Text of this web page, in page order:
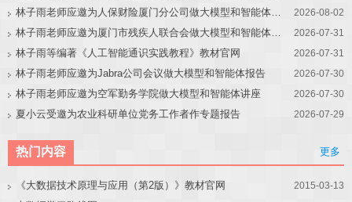
2026-08-02
2026-07-31
林子雨等编著《人工智能通识实践教程》教材官网 2026-07-31
林子雨老师应邀为Jabra公司会议做大模型和智能体报告 2026-07-30
林子雨老师应邀为空军勤务学院做大模型和智能体讲座 2026-07-30
夏小云受邀为农业科研单位党务工作者作专题报告 2026-07-29
热门内容 更多
《大数据技术原理与应用（第2版）》教材官网 2015-03-13